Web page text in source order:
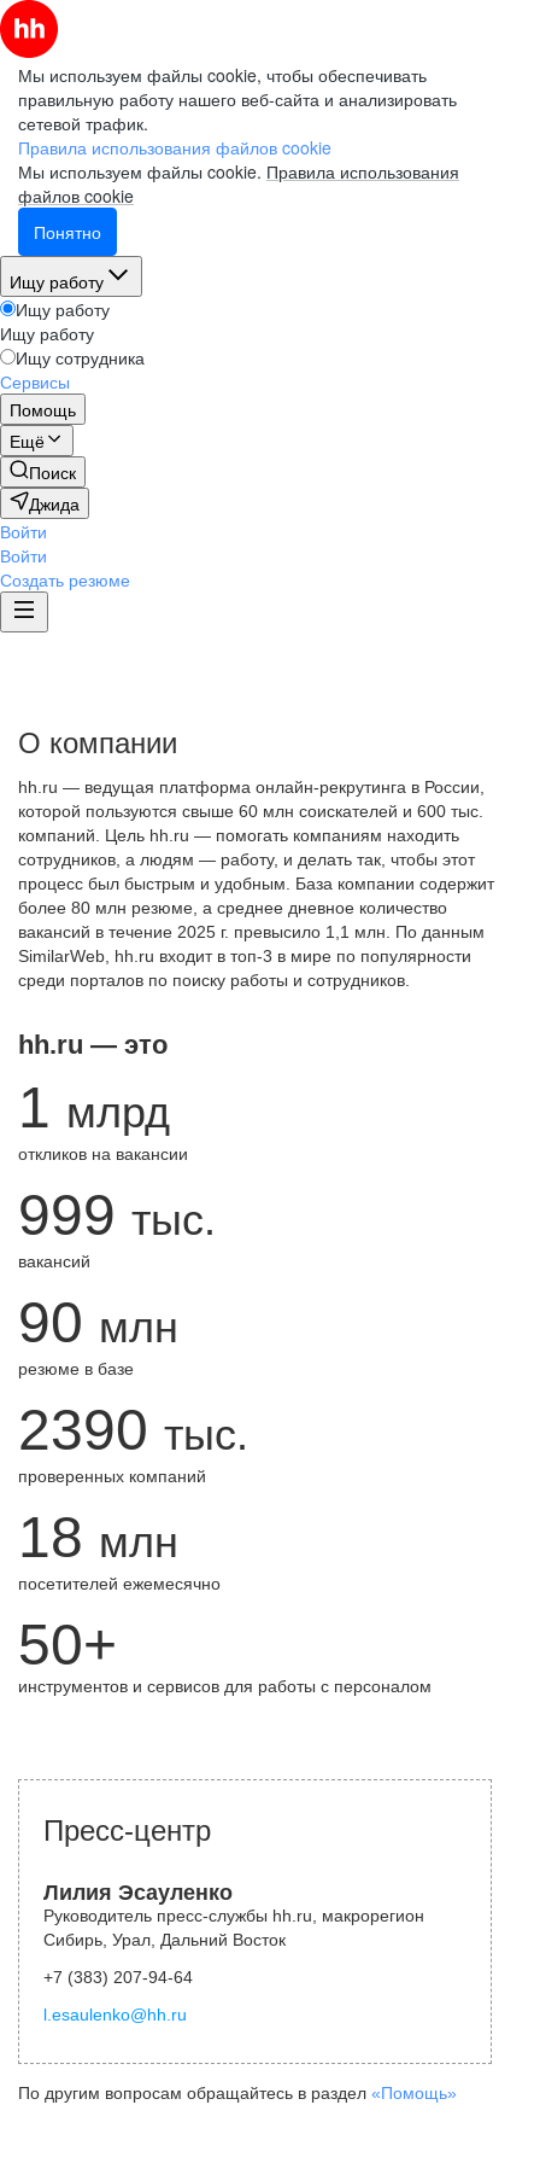
Мы используем файлы cookie, чтобы обеспечивать
правильную работу нашего веб-сайта и анализировать
сетевой трафик.
Правила использования файлов cookie
Мы используем файлы cookie. Правила использования
файлов cookie
Понятно
Ищу работу
Ищу работу
Ищу работу
Ищу сотрудника
Сервисы
Помощь
Ещё
Поиск
Джида
Войти
Войти
Создать резюме
О компании
hh.ru — ведущая платформа онлайн-рекрутинга в России,
которой пользуются свыше 60 млн соискателей и 600 тыс.
компаний. Цель hh.ru — помогать компаниям находить
сотрудников, а людям — работу, и делать так, чтобы этот
процесс был быстрым и удобным. База компании содержит
более 80 млн резюме, а среднее дневное количество
вакансий в течение 2025 г. превысило 1,1 млн. По данным
SimilarWeb, hh.ru входит в топ-3 в мире по популярности
среди порталов по поиску работы и сотрудников.
hh.ru — это
1 млрд
откликов на вакансии
999 тыс.
вакансий
90 млн
резюме в базе
2390 тыс.
проверенных компаний
18 млн
посетителей ежемесячно
50+
инструментов и сервисов для работы с персоналом
Пресс-центр
Лилия Эсауленко
Руководитель пресс-службы hh.ru, макрорегион
Сибирь, Урал, Дальний Восток
+7 (383) 207-94-64
l.esaulenko@hh.ru
По другим вопросам обращайтесь в раздел «Помощь»